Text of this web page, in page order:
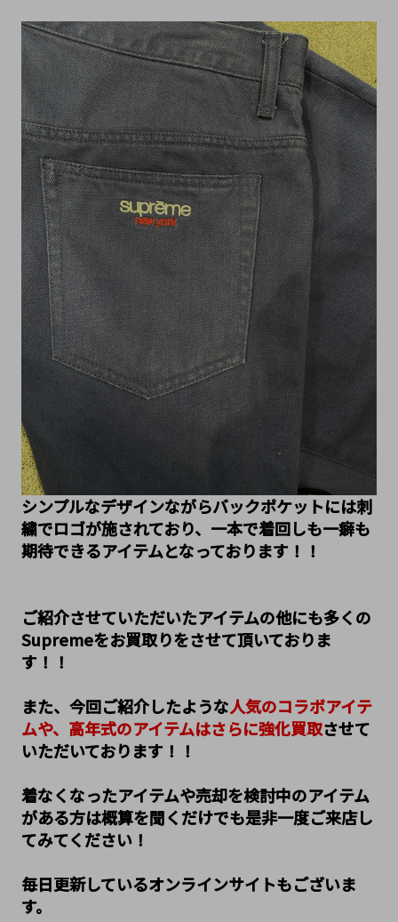
シンプルなデザインながらバックポケットには刺
繍でロゴが施されており、一本で着回しも一癖も
期待できるアイテムとなっております！！
ご紹介させていただいたアイテムの他にも多くの
Supremeをお買取りをさせて頂いておりま
す！！
また、今回ご紹介したような人気のコラボアイテ
ムや、高年式のアイテムはさらに強化買取させて
いただいております！！
着なくなったアイテムや売却を検討中のアイテム
がある方は概算を聞くだけでも是非一度ご来店し
てみてください！
毎日更新しているオンラインサイトもございま
す。